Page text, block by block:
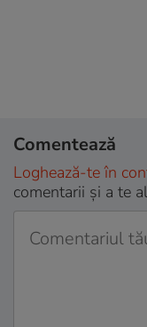
Comentează
Loghează-te în
comentarii și a te